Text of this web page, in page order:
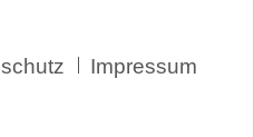
Impressum